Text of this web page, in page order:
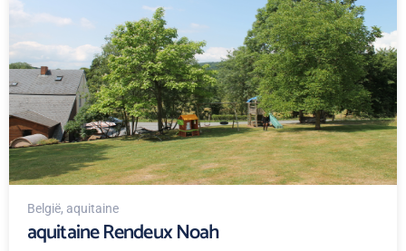
België, aquitaine
aquitaine Rendeux Noah